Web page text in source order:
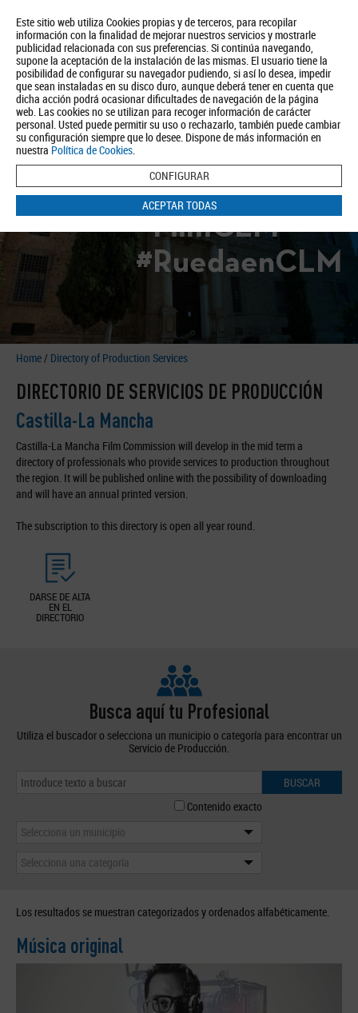
Este sitio web utiliza Cookies propias y de terceros, para recopilar
información con la finalidad de mejorar nuestros servicios y mostrarle
publicidad relacionada con sus preferencias. Si continúa navegando,
supone la aceptación de la instalación de las mismas. El usuario tiene la
posibilidad de configurar su navegador pudiendo, si así lo desea, impedir
que sean instaladas en su disco duro, aunque deberá tener en cuenta que
dicha acción podrá ocasionar dificultades de navegación de la página
web. Las cookies no se utilizan para recoger información de carácter
personal. Usted puede permitir su uso o rechazarlo, también puede cambiar
su configuración siempre que lo desee. Dispone de más información en
nuestra Política de Cookies.
CONFIGURAR
ACEPTAR TODAS
About us Tourism Política de Privacidad Aviso Legal Política de Cookies
BUSCAR
#FilmCLM
#RuedaenCLM
Home/ Directory of Production Services
DIRECTORIO DE SERVICIOS DE PRODUCCIÓN
Castilla-La Mancha
Castilla-La Mancha Film Commission will develop in the mid term a
directory of professionals who provide services to production throughout
the region. It will be published online with the possibility of downloading
and will have an annual printed version.
The subscription to this directory is open all year round.
DARSE DE ALTA
EN EL
DIRECTORIO
Busca aquí tu Profesional
Utiliza el buscador o selecciona un municipio o categoría para encontrar un
Servicio de Producción.
BUSCAR
Contenido exacto
Selecciona un municipio
Selecciona una categoría
Los resultados se muestran categorizados y ordenados alfabéticamente.
Música original